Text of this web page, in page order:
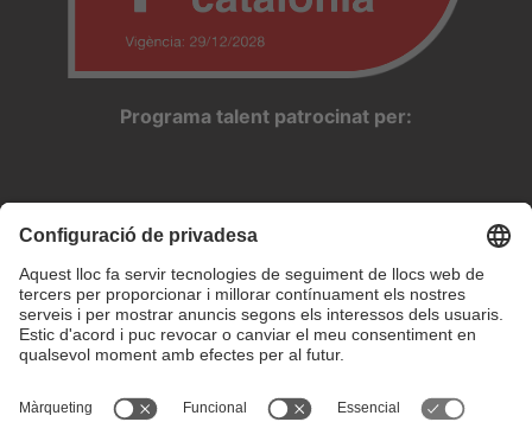
Programa talent patrocinat per: